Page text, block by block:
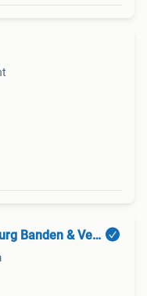
Valkenburg Banden & Velgen B.V.